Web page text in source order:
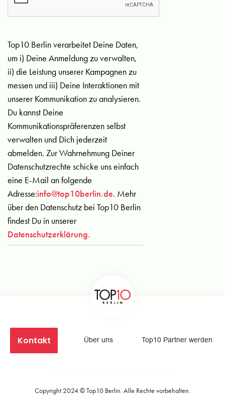
Top10 Berlin verarbeitet Deine Daten,
um i) Deine Anmeldung zu verwalten,
ii) die Leistung unserer Kampagnen zu
messen und iii) Deine Interaktionen mit
unserer Kommunikation zu analysieren.
Du kannst Deine
Kommunikationspräferenzen selbst
verwalten und Dich jederzeit
abmelden. Zur Wahrnehmung Deiner
Datenschutzrechte schicke uns einfach
eine E-Mail an folgende
Adresse:info@top10berlin.de. Mehr
über den Datenschutz bei Top10 Berlin
findest Du in unserer
Datenschutzerklärung.
Kontakt Über uns Top10 Partner werden
Copyright 2024 ©Top10 Berlin. Alle Rechte vorbehalten.